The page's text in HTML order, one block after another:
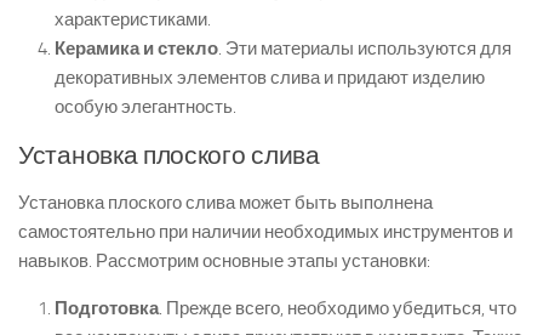
характеристиками.
Керамика и стекло. Эти материалы используются для
декоративных элементов слива и придают изделию
особую элегантность.
Установка плоского слива
Установка плоского слива может быть выполнена
самостоятельно при наличии необходимых инструментов и
навыков. Рассмотрим основные этапы установки:
Подготовка. Прежде всего, необходимо убедиться, что